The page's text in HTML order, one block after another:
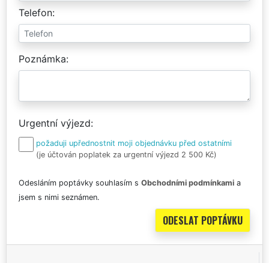
Telefon
Poznámka
Urgentní výjezd
požaduji upřednostnit moji objednávku před ostatními
(je účtován poplatek za urgentní výjezd 2 500 Kč)
Odesláním poptávky souhlasím s Obchodními podmínkami a
jsem s nimi seznámen.